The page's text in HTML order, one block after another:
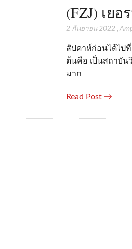
(FZJ) เย
2 กันยายน 2022 ,
สัปดาห์ก่อนได้ไปที่
ต้นคือ เป็นสถาบัน
มาก
Read Post →